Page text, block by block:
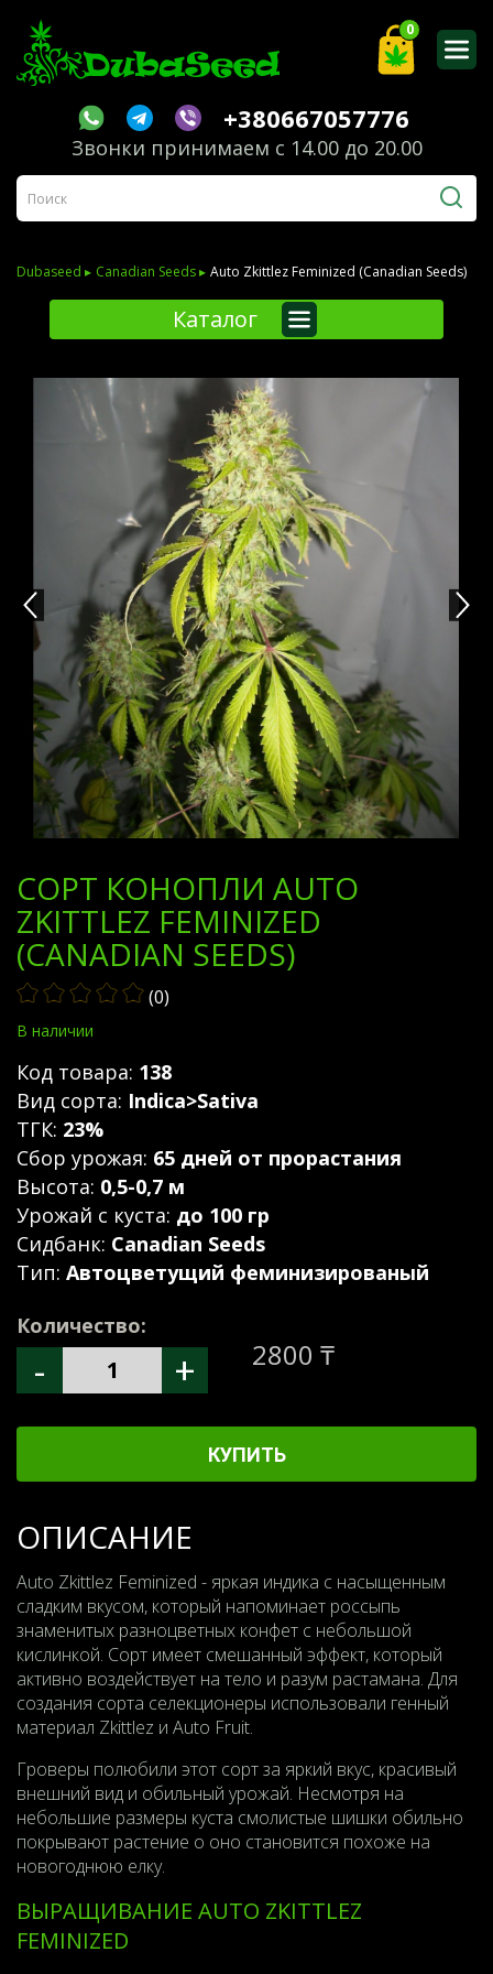
+380667057776
Звонки принимаем с 14.00 до 20.00
0
Dubaseed ▸ Canadian Seeds ▸ Auto Zkittlez Feminized (Canadian Seeds)
Каталог
СОРТ КОНОПЛИ AUTO
ZKITTLEZ FEMINIZED
(CANADIAN SEEDS)
(0)
В наличии
Код товара: 138
Вид сорта: Indica>Sativa
ТГК: 23%
Сбор урожая: 65 дней от прорастания
Высота: 0,5-0,7 м
Урожай с куста: до 100 гр
Сидбанк: Canadian Seeds
Тип: Автоцветущий феминизированый
Количество:
- + 2800 ₸
КУПИТЬ
ОПИСАНИЕ
Auto Zkittlez Feminized - яркая индика с насыщенным
сладким вкусом, который напоминает россыпь
знаменитых разноцветных конфет с небольшой
кислинкой. Сорт имеет смешанный эффект, который
активно воздействует на тело и разум растамана. Для
создания сорта селекционеры использовали генный
материал Zkittlez и Auto Fruit.
Гроверы полюбили этот сорт за яркий вкус, красивый
внешний вид и обильный урожай. Несмотря на
небольшие размеры куста смолистые шишки обильно
покрывают растение о оно становится похоже на
новогоднюю елку.
ВЫРАЩИВАНИЕ AUTO ZKITTLEZ
FEMINIZED